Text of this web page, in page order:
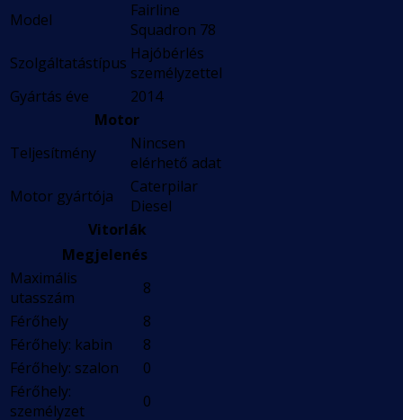
Model
Fairline
Squadron 78
Szolgáltatástípus Hajóbérlés
személyzettel
Gyártás éve
2014
Motor
Teljesítmény
Nincsen
elérhető adat
Motor gyártója
Caterpilar
Diesel
Vitorlák
Megjelenés
Maximális
utasszám
8
Férőhely
8
Férőhely: kabin
8
Férőhely: szalon
0
Férőhely:
személyzet
0